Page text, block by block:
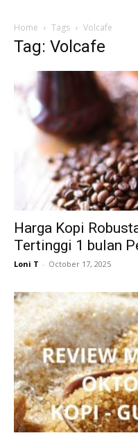
Home Tags Volcafe
Tag: Volcafe
Harga Kopi
Tertinggi 1 bulan
Loni T - October 17, 2025